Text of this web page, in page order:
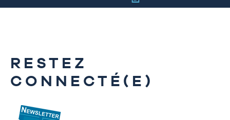
RESTEZ
CONNECTÉ(E)